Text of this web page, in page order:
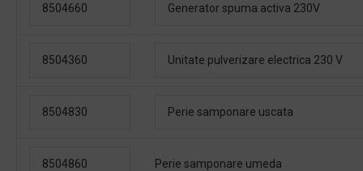
8504660 Generator spuma activa 230V
8504360 Unitate pulverizare electrica 230 V
8504830 Perie samponare uscata
8504860 Perie samponare umeda